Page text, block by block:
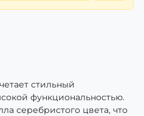
стильный
функциональностью.
серебристого цвета, что